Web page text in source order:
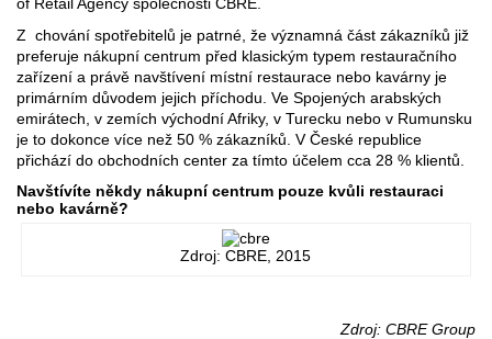
Z chování spotřebitelů je patrné, že významná část zákazníků již
preferuje nákupní centrum před klasickým typem restauračního
zařízení a právě navštívení místní restaurace nebo kavárny je
primárním důvodem jejich příchodu. Ve Spojených arabských
emirátech, v zemích východní Afriky, v Turecku nebo v Rumunsku
je to dokonce více než 50 % zákazníků. V České republice
přichází do obchodních center za tímto účelem cca 28 % klientů.
Navštívíte někdy nákupní centrum pouze kvůli restauraci
nebo kavárně?
Zdroj: CBRE, 2015
Zdroj: CBRE Group